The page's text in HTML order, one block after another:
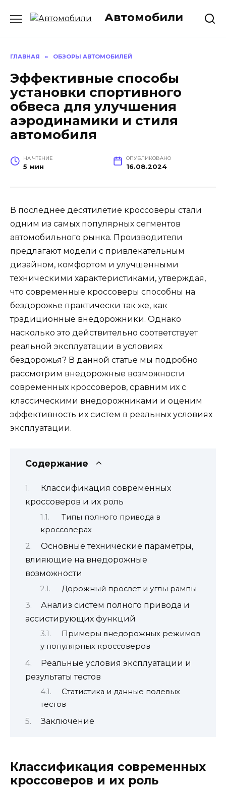
Автомобили
ГЛАВНАЯ » ОБЗОРЫ АВТОМОБИЛЕЙ
Эффективные способы
установки спортивного
обвеса для улучшения
аэродинамики и стиля
автомобиля
НА ЧТЕНИЕ
5 мин
ОПУБЛИКОВАНО
16.08.2024
В последнее десятилетие кроссоверы стали
одним из самых популярных сегментов
автомобильного рынка. Производители
предлагают модели с привлекательным
дизайном, комфортом и улучшенными
техническими характеристиками, утверждая,
что современные кроссоверы способны на
бездорожье практически так же, как
традиционные внедорожники. Однако
насколько это действительно соответствует
реальной эксплуатации в условиях
бездорожья? В данной статье мы подробно
рассмотрим внедорожные возможности
современных кроссоверов, сравним их с
классическими внедорожниками и оценим
эффективность их систем в реальных условиях
эксплуатации.
Содержание
Классификация современных
кроссоверов и их роль
Типы полного привода в
кроссоверах
Основные технические параметры,
влияющие на внедорожные
возможности
Дорожный просвет и углы рампы
Анализ систем полного привода и
ассистирующих функций
Примеры внедорожных режимов
у популярных кроссоверов
Реальные условия эксплуатации и
результаты тестов
Статистика и данные полевых
тестов
Заключение
Классификация современных
кроссоверов и их роль